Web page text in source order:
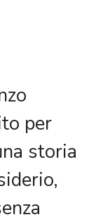
per
storia